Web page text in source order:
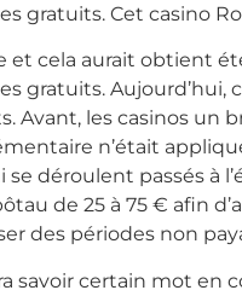
gratuits. Cet casino
et cela aurait obtient
gratuits.
Avant, les casinos un
n’était
se déroulent passés à
de 25 à 75 € afin
des périodes non
savoir certain mot en